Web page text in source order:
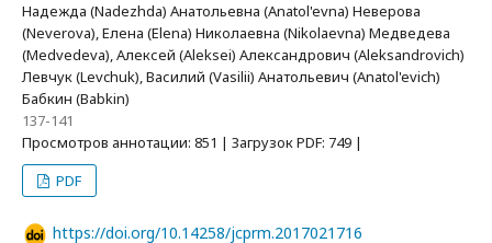
Надежда (Nadezhda) Анатольевна (Anatol'evna) Неверова
(Neverova), Елена (Elena) Николаевна (Nikolaevna) Медведева
(Medvedeva), Алексей (Aleksei) Александрович (Aleksandrovich)
Левчук (Levchuk), Василий (Vasilii) Анатольевич (Anatol'evich)
Бабкин (Babkin)
137-141
Просмотров аннотации: 851 | Загрузок PDF: 749 |
PDF
https://doi.org/10.14258/jcprm.2017021716